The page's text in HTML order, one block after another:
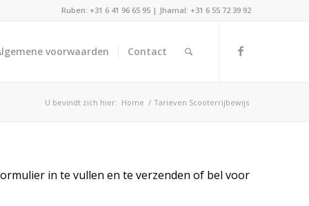
Ruben: +31 6 41 96 65 95 | Jhamal: +31 6 55 72 39 92
voorwaarden Contact
U bevindt zich hier: Home / Tarieven Scooterrijbewijs
in te vullen en te verzenden of bel voor